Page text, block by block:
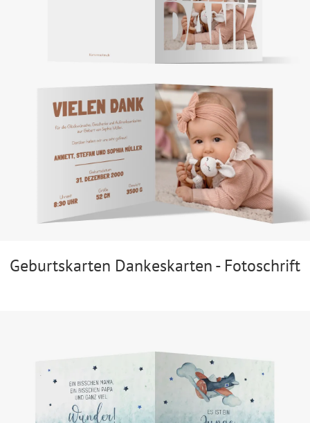
Geburtskarten Dankeskarten - Fotoschrift